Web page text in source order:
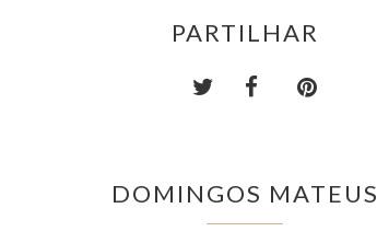
PARTILHAR
DOMINGOS MATEUS